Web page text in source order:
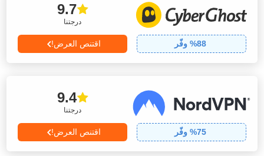
درجتنا
9.7
88% وفّر اقتنص العرض!
درجتنا
9.4
75% وفّر اقتنص العرض!